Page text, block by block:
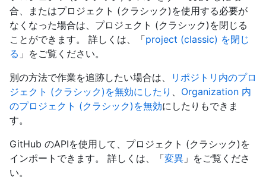
合、またはプロジェクト (クラシック)を使用する必要が
なくなった場合は、プロジェクト (クラシック)を閉じる
ことができます。 詳しくは、「project (classic) を閉じ
る 」をご覧ください。
別の方法で作業を追跡したい場合は、
リポジトリ内のプロ
ジェクト (クラシック)を無効にしたり 、 Organization 内
のプロジェクト (クラシック)を無効にしたりもできま
す。
GitHub のAPIを使用して、プロジェクト (クラシック)を
インポートできます。 詳しくは、「変異 」をご覧くださ
い。